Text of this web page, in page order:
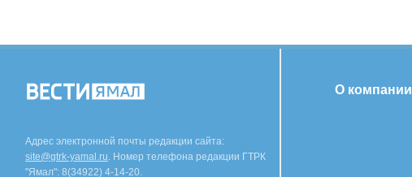
Адрес электронной почты редакции сайта:
site@gtrk-yamal.ru. Номер телефона редакции ГТРК
"Ямал": 8(34922) 4-14-20.
О компании